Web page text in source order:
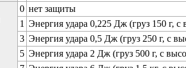
0 нет защиты
1 Энергия удара 0,225 Дж (груз 150 г,
3 Энергия удара 0,5 Дж (груз 250 г, с
5 Энергия удара 2 Дж (груз 500 г, с